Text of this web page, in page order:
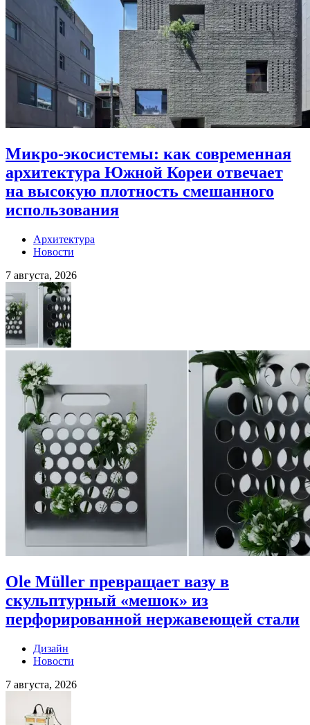
Микро-экосистемы: как современная
архитектура Южной Кореи отвечает
на высокую плотность смешанного
использования
Архитектура
Новости
7 августа, 2026
Ole Müller превращает вазу в
скульптурный «мешок» из
перфорированной нержавеющей стали
Дизайн
Новости
7 августа, 2026